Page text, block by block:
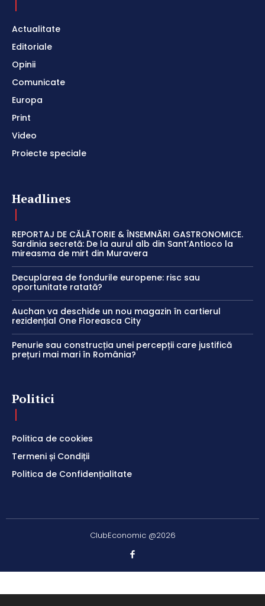
Actualitate
Editoriale
Opinii
Comunicate
Europa
Print
Video
Proiecte speciale
Headlines
REPORTAJ DE CĂLĂTORIE & ÎNSEMNĂRI GASTRONOMICE.
Sardinia secretă: De la aurul alb din Sant’Antioco la
mireasma de mirt din Muravera
Decuplarea de fondurile europene: risc sau
oportunitate ratată?
Auchan va deschide un nou magazin în cartierul
rezidențial One Floreasca City
Penurie sau construcția unei percepții care justifică
prețuri mai mari în România?
Politici
Politica de cookies
Termeni și Condiții
Politica de Confidențialitate
ClubEconomic @2026